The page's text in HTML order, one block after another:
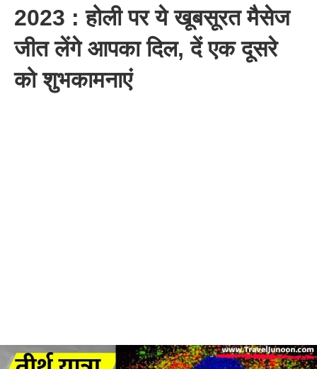
2023 : होली पर ये खूबसूरत मैसेज
जीत लेंगे आपका दिल, दें एक दूसरे
को शुभकामनाएं